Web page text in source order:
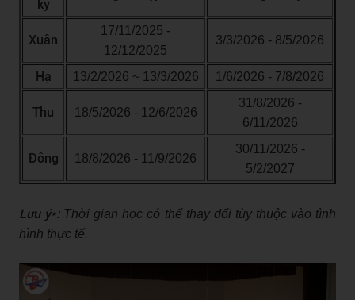
kỳ
Xuân
17/11/2025 -
12/12/2025
3/3/2026 - 8/5/2026
Hạ 13/2/2026 ~ 13/3/2026 1/6/2026 - 7/8/2026
Thu 18/5/2026 - 12/6/2026
31/8/2026 -
6/11/2026
Đông 18/8/2026 - 11/9/2026
30/11/2026 -
5/2/2027
Lưu ý*: Thời gian học có thể thay đổi tùy thuộc vào tình
hình thực tế.